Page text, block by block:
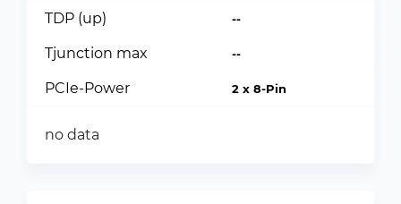
TDP (up) --
Tjunction max --
PCIe-Power 2 x 8-Pin
no data